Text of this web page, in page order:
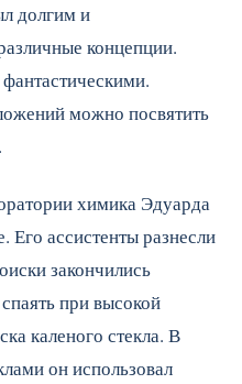
долгим и
концепции.
можно посвятить
химика Эдуарда
Его ассистенты разнесли
закончились
при высокой
каленого стекла. В
он использовал